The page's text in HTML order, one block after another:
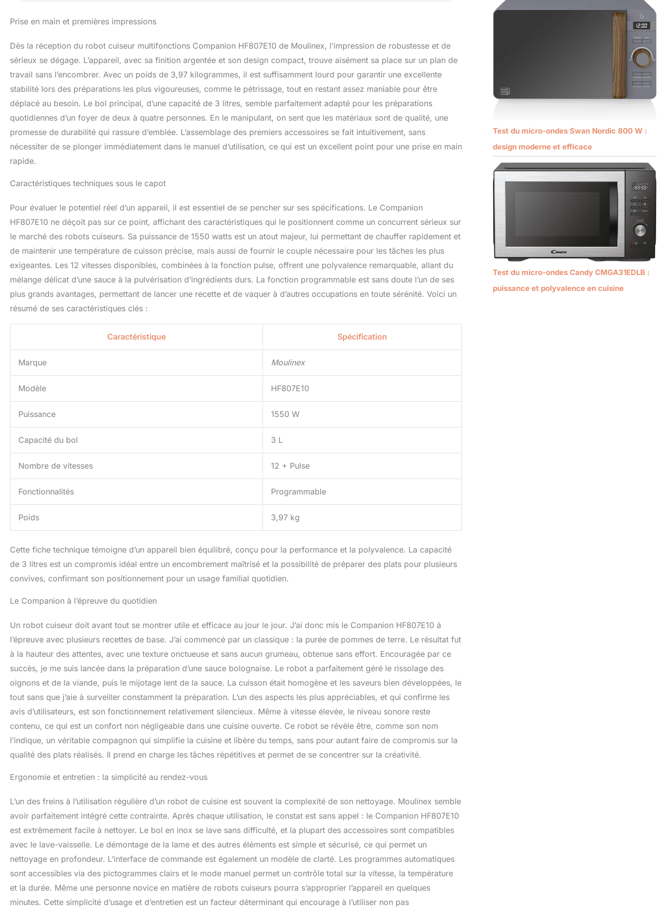
Prise en main et premières impressions
Dès la réception du robot cuiseur multifonctions Companion HF807E10 de Moulinex, l’impression de robustesse et de
sérieux se dégage. L’appareil, avec sa finition argentée et son design compact, trouve aisément sa place sur un plan de
travail sans l’encombrer. Avec un poids de 3,97 kilogrammes, il est suffisamment lourd pour garantir une excellente
stabilité lors des préparations les plus vigoureuses, comme le pétrissage, tout en restant assez maniable pour être
déplacé au besoin. Le bol principal, d’une capacité de 3 litres, semble parfaitement adapté pour les préparations
quotidiennes d’un foyer de deux à quatre personnes. En le manipulant, on sent que les matériaux sont de qualité, une
promesse de durabilité qui rassure d’emblée. L’assemblage des premiers accessoires se fait intuitivement, sans
nécessiter de se plonger immédiatement dans le manuel d’utilisation, ce qui est un excellent point pour une prise en main
rapide.
Caractéristiques techniques sous le capot
Pour évaluer le potentiel réel d’un appareil, il est essentiel de se pencher sur ses spécifications. Le Companion
HF807E10 ne déçoit pas sur ce point, affichant des caractéristiques qui le positionnent comme un concurrent sérieux sur
le marché des robots cuiseurs. Sa puissance de 1550 watts est un atout majeur, lui permettant de chauffer rapidement et
de maintenir une température de cuisson précise, mais aussi de fournir le couple nécessaire pour les tâches les plus
exigeantes. Les 12 vitesses disponibles, combinées à la fonction pulse, offrent une polyvalence remarquable, allant du
mélange délicat d’une sauce à la pulvérisation d’ingrédients durs. La fonction programmable est sans doute l’un de ses
plus grands avantages, permettant de lancer une recette et de vaquer à d’autres occupations en toute sérénité. Voici un
résumé de ses caractéristiques clés :
Caractéristique Spécification
Marque Moulinex
Modèle HF807E10
Puissance 1550 W
Capacité du bol 3 L
Nombre de vitesses 12 + Pulse
Fonctionnalités Programmable
Poids 3,97 kg
Cette fiche technique témoigne d’un appareil bien équilibré, conçu pour la performance et la polyvalence. La capacité
de 3 litres est un compromis idéal entre un encombrement maîtrisé et la possibilité de préparer des plats pour plusieurs
convives, confirmant son positionnement pour un usage familial quotidien.
Le Companion à l’épreuve du quotidien
Un robot cuiseur doit avant tout se montrer utile et efficace au jour le jour. J’ai donc mis le Companion HF807E10 à
l’épreuve avec plusieurs recettes de base. J’ai commencé par un classique : la purée de pommes de terre. Le résultat fut
à la hauteur des attentes, avec une texture onctueuse et sans aucun grumeau, obtenue sans effort. Encouragée par ce
succès, je me suis lancée dans la préparation d’une sauce bolognaise. Le robot a parfaitement géré le rissolage des
oignons et de la viande, puis le mijotage lent de la sauce. La cuisson était homogène et les saveurs bien développées, le
tout sans que j’aie à surveiller constamment la préparation. L’un des aspects les plus appréciables, et qui confirme les
avis d’utilisateurs, est son fonctionnement relativement silencieux. Même à vitesse élevée, le niveau sonore reste
contenu, ce qui est un confort non négligeable dans une cuisine ouverte. Ce robot se révèle être, comme son nom
l’indique, un véritable compagnon qui simplifie la cuisine et libère du temps, sans pour autant faire de compromis sur la
qualité des plats réalisés. Il prend en charge les tâches répétitives et permet de se concentrer sur la créativité.
Ergonomie et entretien : la simplicité au rendez-vous
L’un des freins à l’utilisation régulière d’un robot de cuisine est souvent la complexité de son nettoyage. Moulinex semble
avoir parfaitement intégré cette contrainte. Après chaque utilisation, le constat est sans appel : le Companion HF807E10
est extrêmement facile à nettoyer. Le bol en inox se lave sans difficulté, et la plupart des accessoires sont compatibles
avec le lave-vaisselle. Le démontage de la lame et des autres éléments est simple et sécurisé, ce qui permet un
nettoyage en profondeur. L’interface de commande est également un modèle de clarté. Les programmes automatiques
sont accessibles via des pictogrammes clairs et le mode manuel permet un contrôle total sur la vitesse, la température
et la durée. Même une personne novice en matière de robots cuiseurs pourra s’approprier l’appareil en quelques
minutes. Cette simplicité d’usage et d’entretien est un facteur déterminant qui encourage à l’utiliser non pas
Test du micro-ondes Swan Nordic 800 W :
design moderne et efficace
Test du micro-ondes Candy CMGA31EDLB :
puissance et polyvalence en cuisine